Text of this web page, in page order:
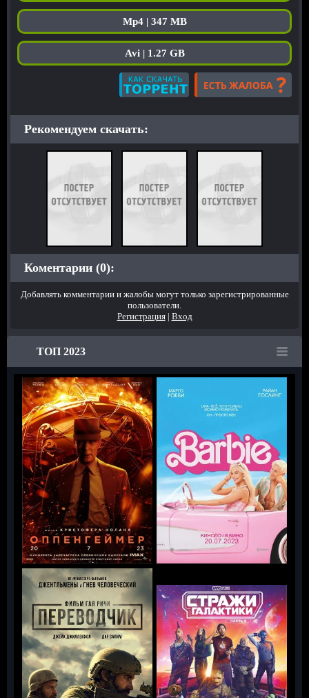
Mp4 | 347 MB
Avi | 1.27 GB
Рекомендуем скачать:
Коментарии (0):
Добавлять комментарии и жалобы могут только зарегистрированные
пользователи.
Регистрация| Вход
ТОП 2023